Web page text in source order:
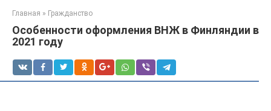
Главная » Гражданство
Особенности оформления ВНЖ в Финляндии в
2021 году